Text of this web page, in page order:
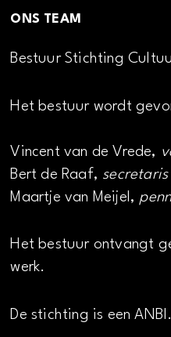
ONS TEAM
Bestuur Stichting
Het bestuur wordt
Vincent van de Vrede,
Bert de Raaf, secretaris
Maartje van Meijel,
Het bestuur ontvangt
werk.
De stichting is een ANBI.